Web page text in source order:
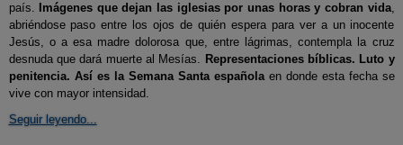
país.
Imágenes que dejan las iglesias por unas horas y cobran vida,
abriéndose paso entre los ojos de quién espera para ver a un inocente
Jesús, o a esa madre dolorosa que, entre lágrimas, contempla la cruz
desnuda que dará muerte al Mesías. Representaciones bíblicas. Luto y
penitencia. Así es la Semana Santa española en donde esta fecha se
vive con mayor intensidad.
Seguir leyendo...